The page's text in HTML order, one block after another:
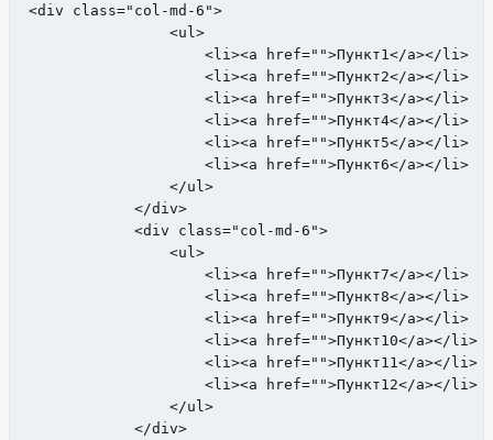
<div class="col-md-6">
                <ul>
                    <li><a href="">Пункт1</a></li>
                    <li><a href="">Пункт2</a></li>
                    <li><a href="">Пункт3</a></li>
                    <li><a href="">Пункт4</a></li>
                    <li><a href="">Пункт5</a></li>
                    <li><a href="">Пункт6</a></li>
                </ul>
            </div>
            <div class="col-md-6">
                <ul>
                    <li><a href="">Пункт7</a></li>
                    <li><a href="">Пункт8</a></li>
                    <li><a href="">Пункт9</a></li>
                    <li><a href="">Пункт10</a></li>
                    <li><a href="">Пункт11</a></li>
                    <li><a href="">Пункт12</a></li>
                </ul>
            </div>